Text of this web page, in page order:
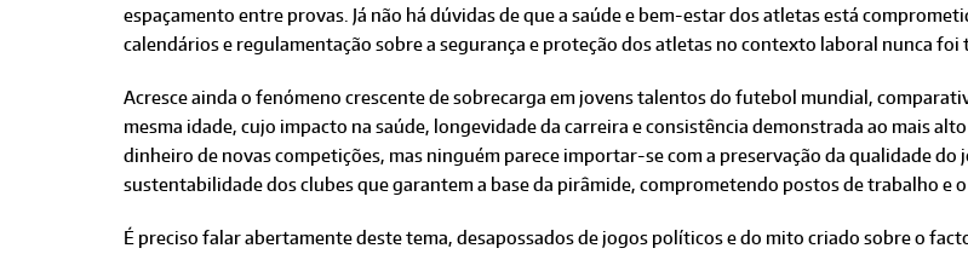
espaçamento entre provas. Já não há dúvidas de que a saúde e bem-estar dos atletas está
calendários e regulamentação sobre a segurança e proteção dos atletas no contexto laboral nunca foi
Acresce ainda o fenómeno crescente de sobrecarga em jovens talentos do futebol mundial,
mesma idade, cujo impacto na saúde, longevidade da carreira e consistência demonstrada ao mais
dinheiro de novas competições, mas ninguém parece importar-se com a preservação da qualidade
sustentabilidade dos clubes que garantem a base da pirâmide, comprometendo postos de trabalho
É preciso falar abertamente deste tema, desapossados de jogos políticos e do mito criado sobre o